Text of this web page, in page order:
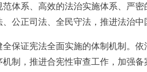
范体系、高效的法治实施体系、严
、公正司法、全民守法，推进法治中
全保证宪法全面实施的体制机制。
机制，推进合宪性审查工作，加强